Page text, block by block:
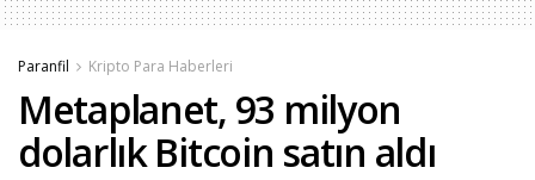
Paranfil Kripto Para Haberleri
Metaplanet, 93 milyon
dolarlık Bitcoin satın aldı